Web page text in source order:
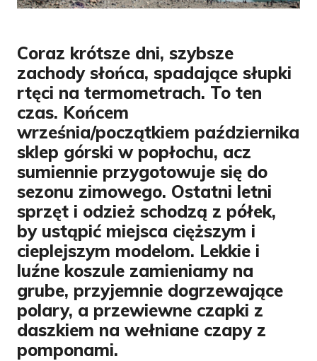
Coraz krótsze dni, szybsze
zachody słońca, spadające słupki
rtęci na termometrach. To ten
czas. Końcem
września/początkiem października
sklep górski w popłochu, acz
sumiennie przygotowuje się do
sezonu zimowego. Ostatni letni
sprzęt i odzież schodzą z półek,
by ustąpić miejsca cięższym i
cieplejszym modelom. Lekkie i
luźne koszule zamieniamy na
grube, przyjemnie dogrzewające
polary, a przewiewne czapki z
daszkiem na wełniane czapy z
pomponami.